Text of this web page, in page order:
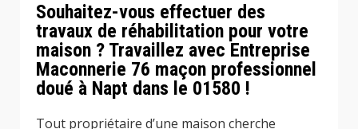
Souhaitez-vous effectuer des
travaux de réhabilitation pour votre
maison ? Travaillez avec Entreprise
Maconnerie 76 maçon professionnel
doué à Napt dans le 01580 !
Tout propriétaire d’une maison cherche